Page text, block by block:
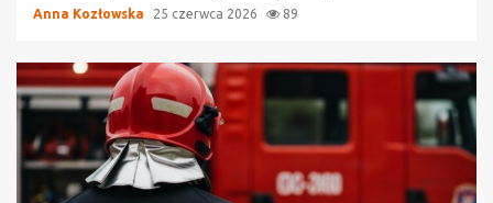
Anna Kozłowska 25 czerwca 2026 89